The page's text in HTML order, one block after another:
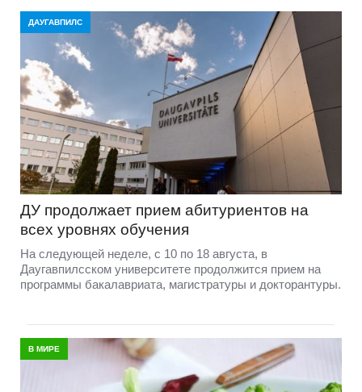
ДАУГАВПИЛС
ДУ продолжает прием абитуриентов на
всех уровнях обучения
На следующей неделе, с 10 по 18 августа, в
Даугавпилсском университете продолжится прием на
программы бакалавриата, магистратуры и докторантуры.
В МИРЕ